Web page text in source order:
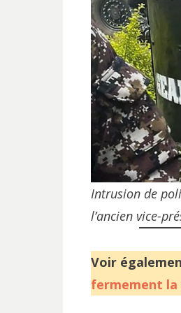
Intrusion de
l’ancien vice-
Voir
fermement la